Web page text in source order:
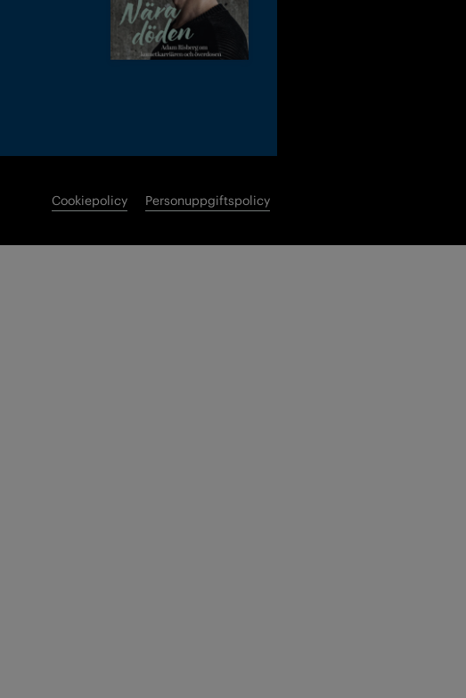
Cookiepolicy Personuppgiftspolicy